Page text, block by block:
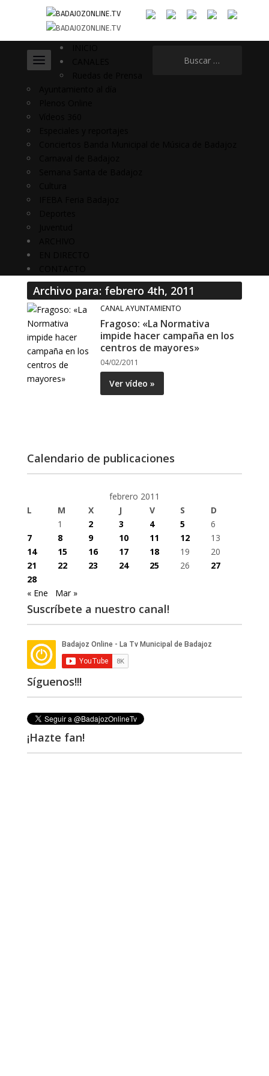
Archivo para: febrero 4th, 2011
CANAL AYUNTAMIENTO
Fragoso: «La Normativa
impide hacer campaña en los
centros de mayores»
04/02/2011
Ver vídeo »
Calendario de publicaciones
febrero 2011
L
M X J V S
D
1
2 3 4 5
6
7
8 9 10 11 12
13
14
15 16 17 18 19
20
21
22 23 24 25 26
27
28
« Ene
Mar »
Suscríbete a nuestro canal!
Síguenos!!!
¡Hazte fan!